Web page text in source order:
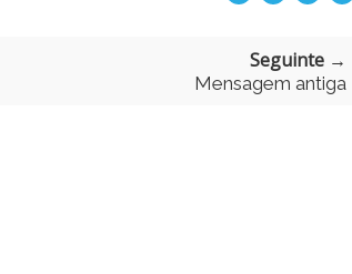
Seguinte →
Mensagem antiga